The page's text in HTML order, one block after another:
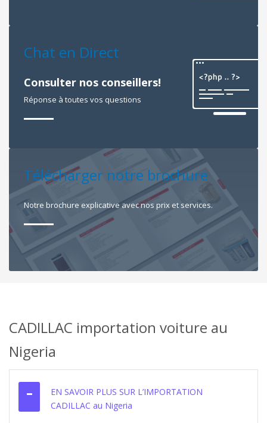
Chat en Direct
Consulter nos conseillers!
Réponse à toutes vos questions
Télécharger notre brochure
Notre brochure explicative avec nos prix et services.
CADILLAC importation voiture au
Nigeria
EN SAVOIR PLUS SUR L’IMPORTATION
CADILLAC au Nigeria